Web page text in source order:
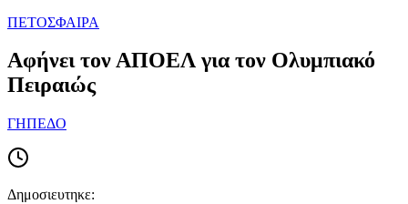
ΠΕΤΟΣΦΑΙΡΑ
Αφήνει τον ΑΠΟΕΛ για τον Ολυμπιακό
Πειραιώς
ΓΗΠΕΔΟ
Δημοσιευτηκε: